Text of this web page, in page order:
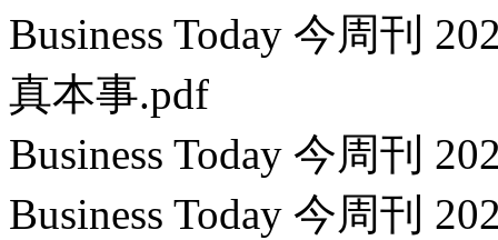
Business Today 今周刊
真本事.pdf
Business Today 今周刊
Business Today 今周刊